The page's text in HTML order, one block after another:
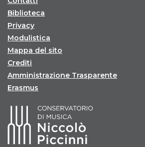
Biblioteca
Privacy
Modulistica
Mappa del sito
Crediti
Amministrazione Trasparente
Erasmus